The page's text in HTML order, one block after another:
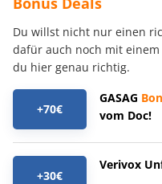
Du willst nicht nur einen
dafür auch noch mit
du hier genau richtig.
+70€
GASAG
vom Doc!
+30€
Verivox